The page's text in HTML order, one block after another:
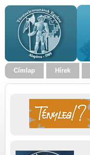
Címlap Hírek